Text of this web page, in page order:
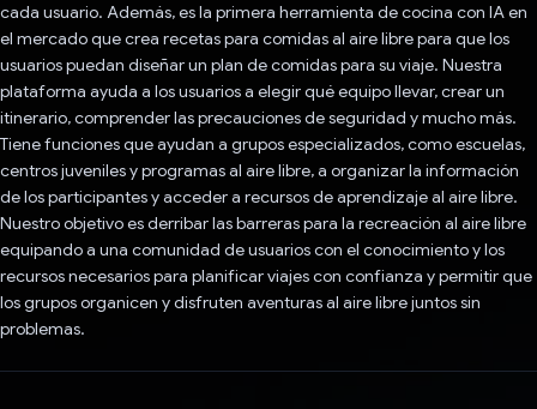
cada usuario. Además, es la primera herramienta de cocina con IA en
el mercado que crea recetas para comidas al aire libre para que los
usuarios puedan diseñar un plan de comidas para su viaje. Nuestra
plataforma ayuda a los usuarios a elegir qué equipo llevar, crear un
itinerario, comprender las precauciones de seguridad y mucho más.
Tiene funciones que ayudan a grupos especializados, como escuelas,
centros juveniles y programas al aire libre, a organizar la información
de los participantes y acceder a recursos de aprendizaje al aire libre.
Nuestro objetivo es derribar las barreras para la recreación al aire libre
equipando a una comunidad de usuarios con el conocimiento y los
recursos necesarios para planificar viajes con confianza y permitir que
los grupos organicen y disfruten aventuras al aire libre juntos sin
problemas.